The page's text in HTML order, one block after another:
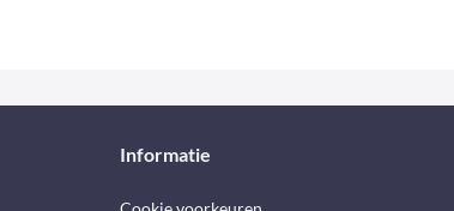
Informatie